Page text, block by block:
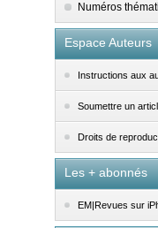
Numéros
Espace Auteurs
Instructions aux
Soumettre un
Droits de
Les + abonnés
EM|Revues sur